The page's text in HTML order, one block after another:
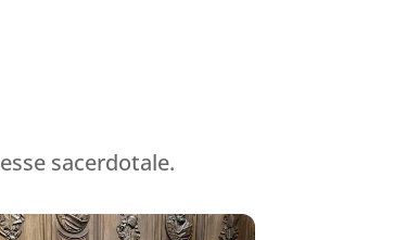
sacerdotale.